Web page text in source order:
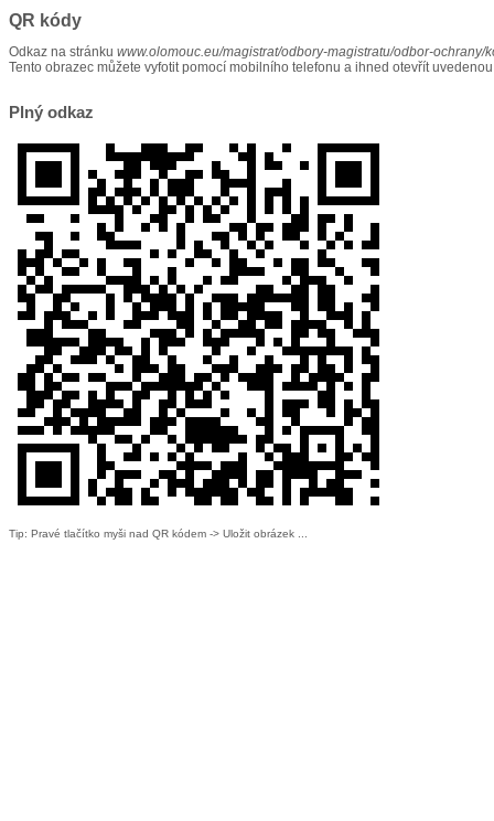
QR kódy
Odkaz na stránku www.olomouc.eu/magistrat/odbory-magistratu/odbor-ochrany/
Tento obrazec můžete vyfotit pomocí mobilního telefonu a ihned otevřít
Plný odkaz
Tip: Pravé tlačítko myši nad QR kódem -> Uložit obrázek ...